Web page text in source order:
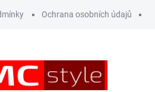
Ochrana osobních údajů